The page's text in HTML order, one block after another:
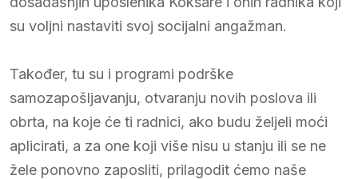
su voljni nastaviti svoj socijalni angažman.
Također, tu su i programi podrške
samozapošljavanju, otvaranju novih poslova ili
obrta, na koje će ti radnici, ako budu željeli moći
aplicirati, a za one koji više nisu u stanju ili se ne
žele ponovno zaposliti, prilagodit ćemo naše